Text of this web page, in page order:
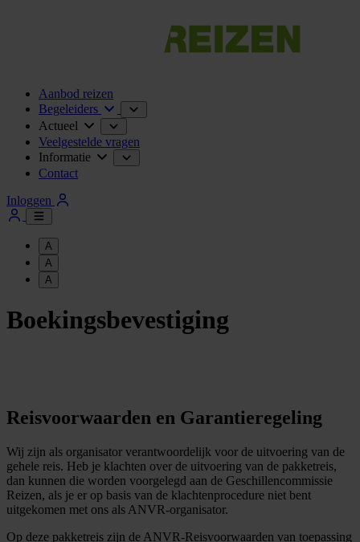
Aanbod reizen
Begeleiders
Actueel
Veelgestelde vragen
Informatie
Contact
Inloggen
A
A
A
Boekingsbevestiging
Reisvoorwaarden en Garantieregeling
Wij zijn als organisator verantwoordelijk voor de uitvoering van de
gehele reis. Heb je klachten over de uitvoering van de pakketreis,
dan kunnen die worden voorgelegd aan de Geschillencommissie
Reizen, als je er op basis van de klachtenprocedure niet bent
uitgekomen met ons als ANVR-organisator.
Op deze pakketreis zijn de ANVR-Reisvoorwaarden van toepassing